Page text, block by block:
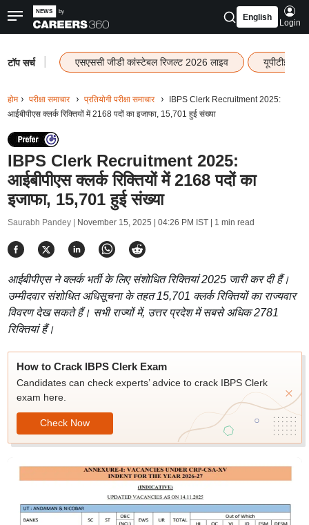
English
Login
टॉप सर्च एसएससी जीडी कांस्टेबल रिजल्ट 2026 लाइव यूपीटीईटी
होम परीक्षा समाचार प्रतियोगी परीक्षा समाचार
IBPS Clerk Recruitment 2025:
आईबीपीएस क्लर्क रिक्तियों में 2168 पदों का इजाफा, 15,701 हुई संख्या
IBPS Clerk Recruitment 2025:
आईबीपीएस क्लर्क रिक्तियों में 2168 पदों का
इजाफा, 15,701 हुई संख्या
Saurabh Pandey | November 15, 2025 | 04:26 PM IST| 1 min read
आईबीपीएस ने क्लर्क भर्ती के लिए संशोधित रिक्तियां 2025 जारी कर दी हैं।
उम्मीदवार संशोधित अधिसूचना के तहत 15,701 क्लर्क रिक्तियों का राज्यवार
विवरण देख सकते हैं। सभी राज्यों में, उत्तर प्रदेश में सबसे अधिक 2781
रिक्तियां हैं।
How to Crack IBPS Clerk Exam
Candidates can check experts’ advice to crack IBPS Clerk
exam here.
Check Now